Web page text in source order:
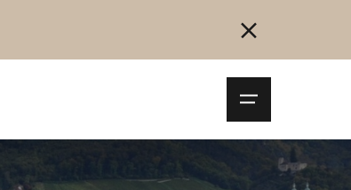
Se connecter S'inscrire